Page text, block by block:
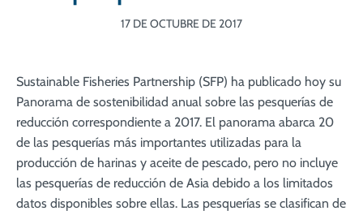
17 DE OCTUBRE DE 2017
Sustainable Fisheries Partnership (SFP) ha publicado hoy su
Panorama de sostenibilidad anual sobre las pesquerías de
reducción correspondiente a 2017. El panorama abarca 20
de las pesquerías más importantes utilizadas para la
producción de harinas y aceite de pescado, pero no incluye
las pesquerías de reducción de Asia debido a los limitados
datos disponibles sobre ellas. Las pesquerías se clasifican de